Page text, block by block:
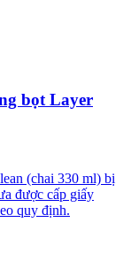
bọt Layer
(chai 330 ml) bị
được cấp giấy
quy định.